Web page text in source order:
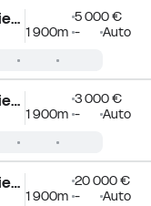
5 000 €
1 900m - Auto
3 000 €
1 900m -
Auto
20 000 €
1 900m - Auto